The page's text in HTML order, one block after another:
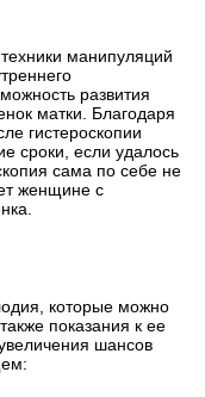
манипуляций
развития
матки. Благодаря
гистероскопии
сроки, если удалось
сама по себе не
женщине с
которые можно
показания к ее
шансов